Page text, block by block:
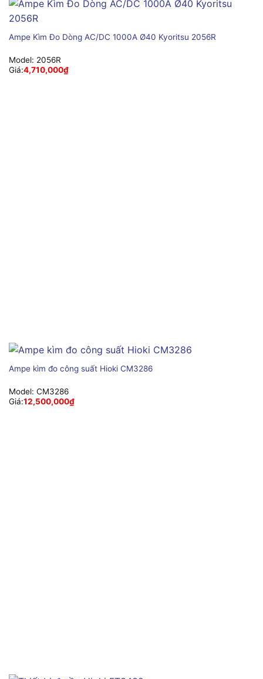
Ampe Kìm Đo Dòng AC/DC 1000A Ø40 Kyoritsu 2056R
Model: 2056R
Giá:4,710,000₫
Ampe kìm đo công suất Hioki CM3286
Model: CM3286
Giá:12,500,000₫